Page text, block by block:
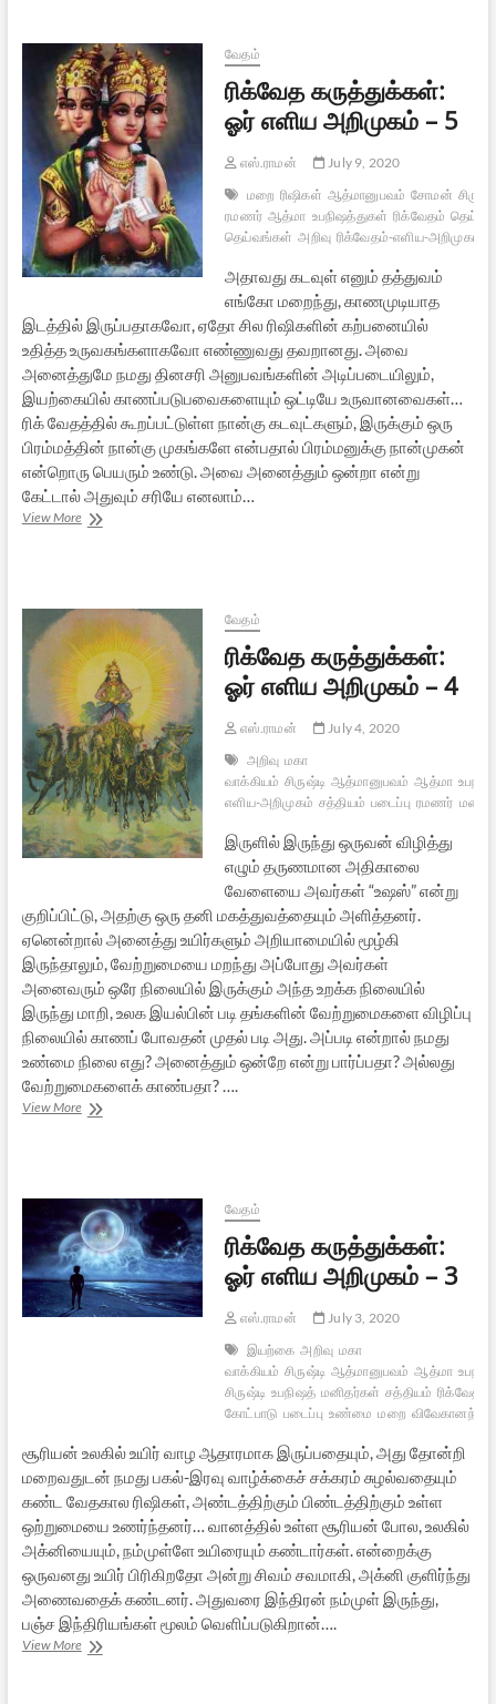
–
6
வேதம்
ரிக்வேத கருத்துக்கள்:
ஓர் எளிய அறிமுகம் – 5
எஸ்.ராமன்
July 9, 2020
மறை ரிஷிகள் ஆத்மானுபவம் சோமன்
ரமணர் ஆத்மா உபநிஷத்துகள் ரிக்வேதம் தெய்வம்
தெய்வங்கள் அறிவு ரிக்வேதம்-எளிய-அறிமுகம்
அதாவது கடவுள் எனும் தத்துவம்
எங்கோ மறைந்து, காணமுடியாத
இடத்தில் இருப்பதாகவோ, ஏதோ சில ரிஷிகளின் கற்பனையில்
உதித்த உருவகங்களாகவோ எண்ணுவது தவறானது. அவை
அனைத்துமே நமது தினசரி அனுபவங்களின் அடிப்படையிலும்,
இயற்கையில் காணப்படுபவைகளையும் ஒட்டியே உருவானவைகள்…
ரிக் வேதத்தில் கூறப்பட்டுள்ள நான்கு கடவுட்களும், இருக்கும் ஒரு
பிரம்மத்தின் நான்கு முகங்களே என்பதால் பிரம்மனுக்கு நான்முகன்
என்றொரு பெயரும் உண்டு. அவை அனைத்தும் ஒன்றா என்று
கேட்டால் அதுவும் சரியே எனலாம்…
View Moreரிக்வேத
–
வேதம்
ரிக்வேத கருத்துக்கள்:
ஓர் எளிய அறிமுகம் – 4
எஸ்.ராமன்
July 4, 2020
அறிவு மகா
வாக்கியம் சிருஷ்டி ஆத்மானுபவம் ஆத்மா
எளிய-அறிமுகம் சத்தியம் படைப்பு ரமணர் மறை
இருளில் இருந்து ஒருவன் விழித்து
எழும் தருணமான அதிகாலை
வேளையை அவர்கள் “உஷஸ்” என்று
குறிப்பிட்டு, அதற்கு ஒரு தனி மகத்துவத்தையும் அளித்தனர்.
ஏனென்றால் அனைத்து உயிர்களும் அறியாமையில் மூழ்கி
இருந்தாலும், வேற்றுமையை மறந்து அப்போது அவர்கள்
அனைவரும் ஒரே நிலையில் இருக்கும் அந்த உறக்க நிலையில்
இருந்து மாறி, உலக இயல்பின் படி தங்களின் வேற்றுமைகளை விழிப்பு
நிலையில் காணப் போவதன் முதல் படி அது. அப்படி என்றால் நமது
உண்மை நிலை எது? அனைத்தும் ஒன்றே என்று பார்ப்பதா? அல்லது
வேற்றுமைகளைக் காண்பதா? ….
View Moreரிக்வேத
4
வேதம்
ரிக்வேத கருத்துக்கள்:
ஓர் எளிய அறிமுகம் – 3
எஸ்.ராமன்
July 3, 2020
இயற்கை அறிவு மகா
வாக்கியம் சிருஷ்டி ஆத்மானுபவம் ஆத்மா
சிருஷ்டி உபநிஷத் மனிதர்கள் சத்தியம்
கோட்பாடு படைப்பு உண்மை மறை விவேகானந்தர்
சூரியன் உலகில் உயிர் வாழ ஆதாரமாக இருப்பதையும், அது தோன்றி
மறைவதுடன் நமது பகல்-இரவு வாழ்க்கைச் சக்கரம் சுழல்வதையும்
கண்ட வேதகால ரிஷிகள், அண்டத்திற்கும் பிண்டத்திற்கும் உள்ள
ஒற்றுமையை உணர்ந்தனர்… வானத்தில் உள்ள சூரியன் போல, உலகில்
அக்னியையும், நம்முள்ளே உயிரையும் கண்டார்கள். என்றைக்கு
ஒருவனது உயிர் பிரிகிறதோ அன்று சிவம் சவமாகி, அக்னி குளிர்ந்து
அணைவதைக் கண்டனர். அதுவரை இந்திரன் நம்முள் இருந்து,
பஞ்ச இந்திரியங்கள் மூலம் வெளிப்படுகிறான்….
View Moreரிக்வேத